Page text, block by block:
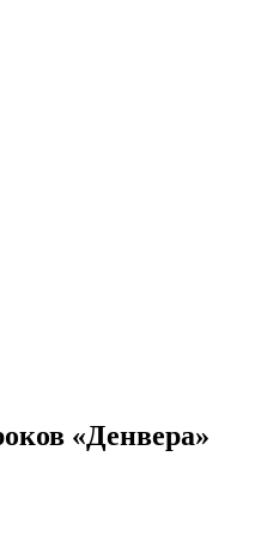
«Денвера»